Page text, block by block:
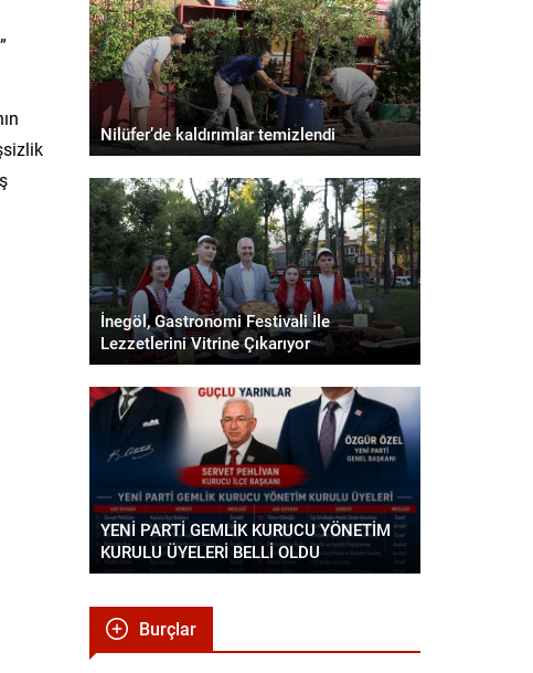
Nilüfer’de kaldırımlar temizlendi
İnegöl, Gastronomi Festivali İle
Lezzetlerini Vitrine Çıkarıyor
YENİ PARTİ GEMLİK KURUCU YÖNETİM
KURULU ÜYELERİ BELLİ OLDU
Burçlar